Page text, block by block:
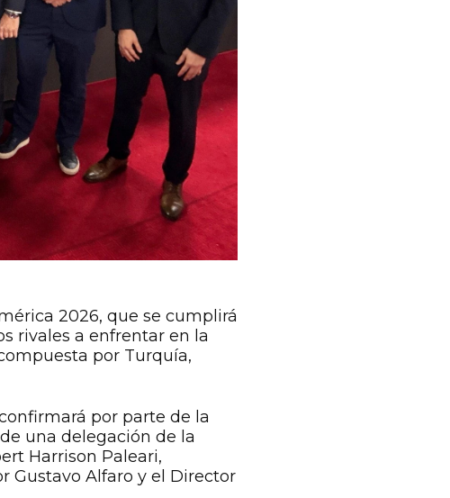
2026, que se cumplirá
rivales a enfrentar en la
por Turquía,
por parte de la
una delegación de la
Harrison Paleari,
Gustavo Alfaro y el Director